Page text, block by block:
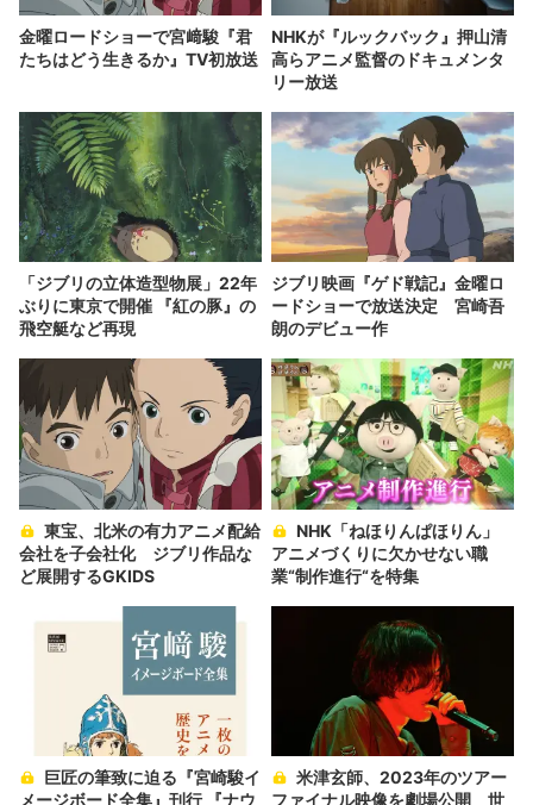
金曜ロードショーで宮﨑駿『君
たちはどう生きるか』TV初放送
NHKが『ルックバック』押山清
高らアニメ監督のドキュメンタ
リー放送
「ジブリの立体造型物展」22年
ぶりに東京で開催 『紅の豚』の
飛空艇など再現
ジブリ映画『ゲド戦記』金曜ロ
ードショーで放送決定 宮崎吾
朗のデビュー作
会社を子会社化 ジブリ作品な
ど展開するGKIDS
アニメづくりに欠かせない職
業“制作進行“を特集
メージボード全集』刊行 『ナウ
ファイナル映像を劇場公開 世